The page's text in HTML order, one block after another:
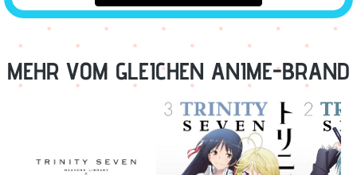
MEHR VOM GLEICHEN ANIME-BRAND